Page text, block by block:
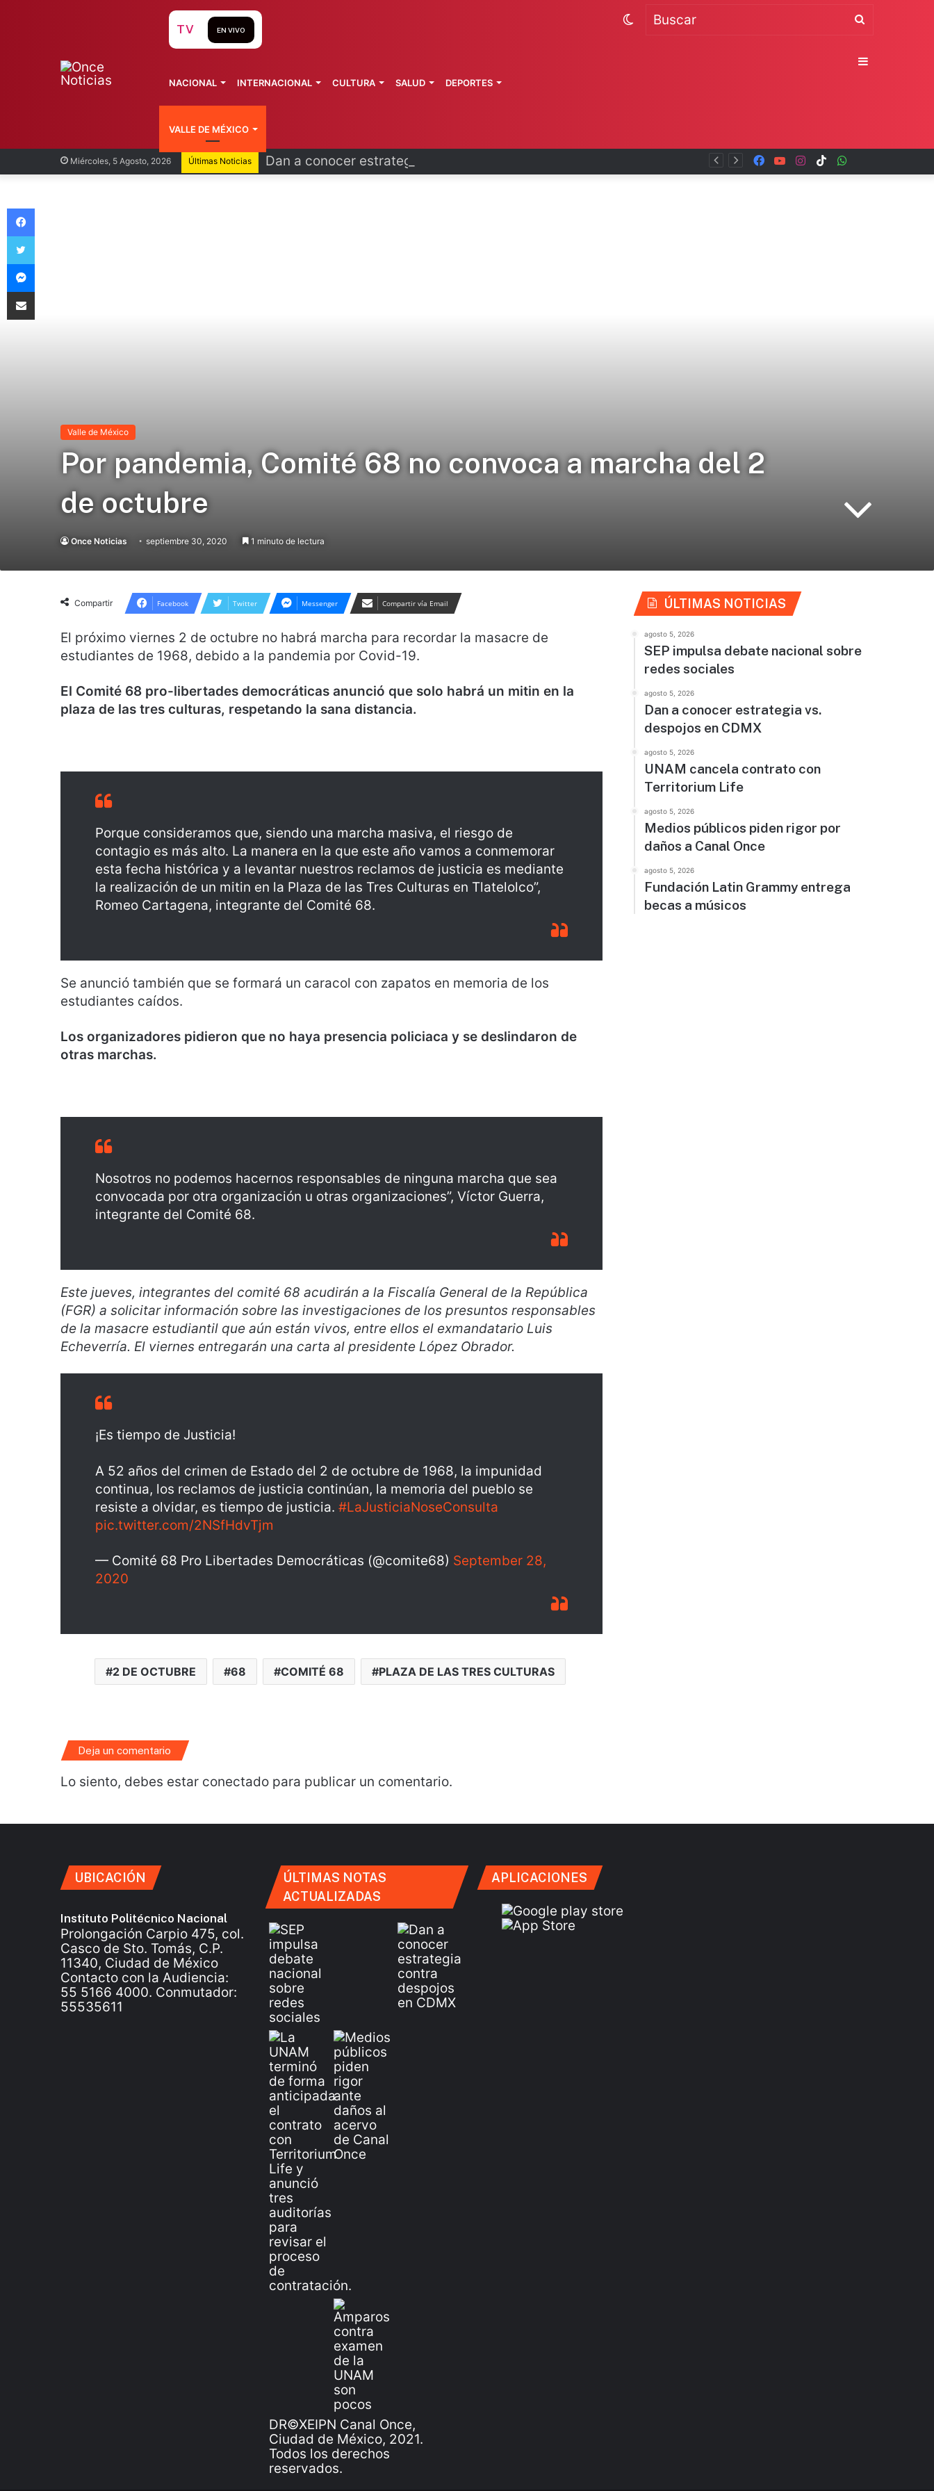
Miércoles, 5 Agosto, 2026 Últimas Noticias Dan a conocer estrategia vs. despojos en CDMX TikTok
Instagram
YouTube
Facebook
TV EN VIVO
NACIONAL INTERNACIONAL CULTURA SALUD DEPORTES
VALLE DE MÉXICO
Switch
Valle de México
Por pandemia, Comité 68 no convoca a marcha del 2
de octubre
Once Noticias septiembre 30, 2020 1 minuto de lectura
Compartir Facebook Twitter Messenger Compartir vía Email
El próximo viernes 2 de octubre no habrá marcha para recordar la masacre de
estudiantes de 1968, debido a la pandemia por Covid-19.
El Comité 68 pro-libertades democráticas anunció que solo habrá un mitin en la
plaza de las tres culturas, respetando la sana distancia.
Porque consideramos que, siendo una marcha masiva, el riesgo de
contagio es más alto. La manera en la que este año vamos a conmemorar
esta fecha histórica y a levantar nuestros reclamos de justicia es mediante
la realización de un mitin en la Plaza de las Tres Culturas en Tlatelolco”,
Romeo Cartagena, integrante del Comité 68.
Se anunció también que se formará un caracol con zapatos en memoria de los
estudiantes caídos.
Los organizadores pidieron que no haya presencia policiaca y se deslindaron de
otras marchas.
Nosotros no podemos hacernos responsables de ninguna marcha que sea
convocada por otra organización u otras organizaciones”, Víctor Guerra,
integrante del Comité 68.
Este jueves, integrantes del comité 68 acudirán a la Fiscalía General de la República
(FGR) a solicitar información sobre las investigaciones de los presuntos responsables
de la masacre estudiantil que aún están vivos, entre ellos el exmandatario Luis
Echeverría. El viernes entregarán una carta al presidente López Obrador.
¡Es tiempo de Justicia!
A 52 años del crimen de Estado del 2 de octubre de 1968, la impunidad
continua, los reclamos de justicia continúan, la memoria del pueblo se
resiste a olvidar, es tiempo de justicia. #LaJusticiaNoseConsulta
pic.twitter.com/2NSfHdvTjm
— Comité 68 Pro Libertades Democráticas (@comite68) September 28,
2020
2 DE OCTUBRE 68 COMITÉ 68 PLAZA DE LAS TRES CULTURAS
Deja un comentario
Lo siento, debes estar conectado para publicar un comentario.
ÚLTIMAS NOTICIAS
agosto 5, 2026
SEP impulsa debate nacional sobre
redes sociales
agosto 5, 2026
Dan a conocer estrategia vs.
despojos en CDMX
agosto 5, 2026
UNAM cancela contrato con
Territorium Life
agosto 5, 2026
Medios públicos piden rigor por
daños a Canal Once
agosto 5, 2026
Fundación Latin Grammy entrega
becas a músicos
UBICACIÓN
Instituto Politécnico Nacional
Prolongación Carpio 475, col.
Casco de Sto. Tomás, C.P.
11340, Ciudad de México
Contacto con la Audiencia:
55 5166 4000. Conmutador:
55535611
ÚLTIMAS NOTAS
ACTUALIZADAS
DR©XEIPN Canal Once,
Ciudad de México, 2021.
Todos los derechos
reservados.
APLICACIONES